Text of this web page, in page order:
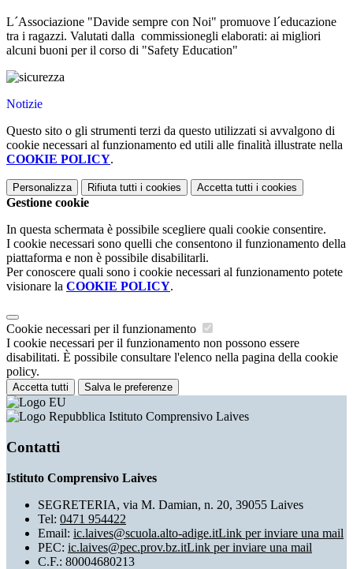
L´Associazione "Davide sempre con Noi" promuove l´educazione
tra i ragazzi. Valutati dalla commissionegli elaborati: ai migliori
alcuni buoni per il corso di "Safety Education"
Notizie
Questo sito o gli strumenti terzi da questo utilizzati si avvalgono di
cookie necessari al funzionamento ed utili alle finalità illustrate nella
COOKIE POLICY.
Personalizza Rifiuta tutti i cookies Accetta tutti i cookies
Gestione cookie
In questa schermata è possibile scegliere quali cookie consentire.
I cookie necessari sono quelli che consentono il funzionamento della
piattaforma e non è possibile disabilitarli.
Per conoscere quali sono i cookie necessari al funzionamento potete
visionare la COOKIE POLICY.
Cookie necessari per il funzionamento
I cookie necessari per il funzionamento non possono essere
disabilitati. È possibile consultare l'elenco nella pagina della cookie
policy.
Accetta tutti Salva le preferenze
Istituto Comprensivo Laives
Contatti
Istituto Comprensivo Laives
SEGRETERIA, via M. Damian, n. 20, 39055 Laives
Tel: 0471 954422
Email: ic.laives@scuola.alto-adige.itLink per inviare una mail
PEC: ic.laives@pec.prov.bz.itLink per inviare una mail
C.F.: 80004680213